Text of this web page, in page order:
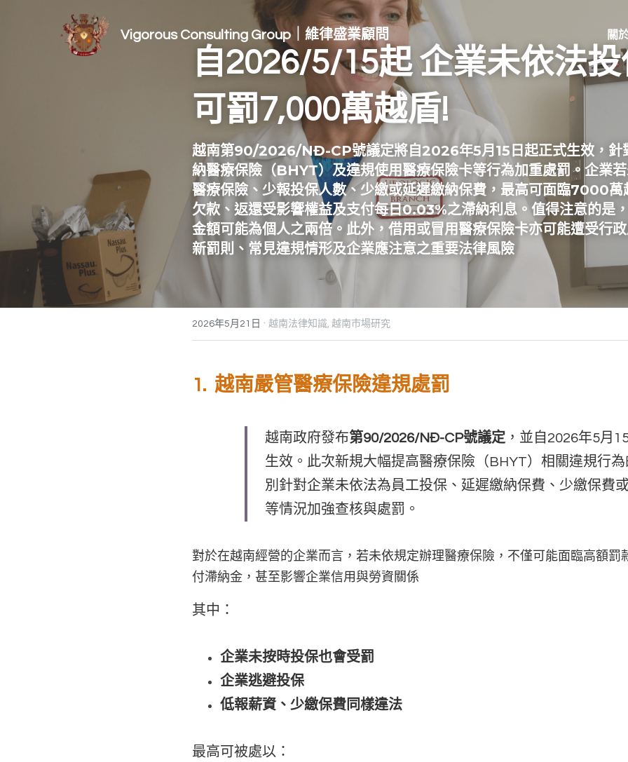
Vigorous Consulting Group｜維律盛業顧問 關
自2026/5/15起 企業未依法
可罰7,000萬越盾!
越南第90/2026/NĐ-CP號議定將自2026年5月15日起正式生效，針
納醫療保險（BHYT）及違規使用醫療保險卡等行為加重處罰。企業
醫療保險、少報投保人數、少繳或延遲繳納保費，最高可面臨7000萬
欠款、返還受影響權益及支付每日0.03%之滯納利息。值得注意的是
金額可能為個人之兩倍。此外，借用或冒用醫療保險卡亦可能遭受行
新罰則、常見違規情形及企業應注意之重要法律風險
2026年5月21日 · 越南法律知識, 越南市場研究
1.  越南嚴管醫療保險違規處罰
越南政府發布第90/2026/NĐ-CP號議定，並自2026年5月
生效。此次新規大幅提高醫療保險（BHYT）相關違規行
別針對企業未依法為員工投保、延遲繳納保費、少繳保費
等情況加強查核與處罰。
對於在越南經營的企業而言，若未依規定辦理醫療保險，不僅可能面臨高額罰
付滯納金，甚至影響企業信用與勞資關係
其中：
企業未按時投保也會受罰
企業逃避投保
低報薪資、少繳保費同樣違法
最高可被處以：